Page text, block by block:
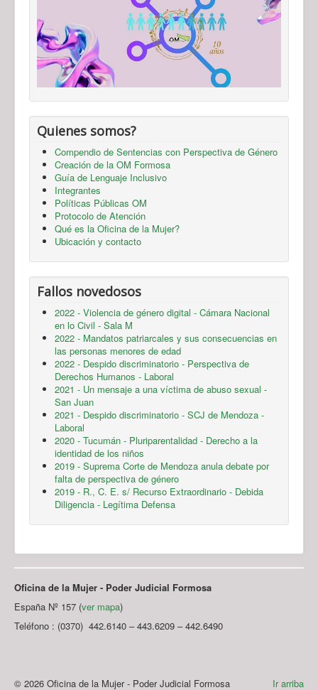
Quienes somos?
Compendio de Sentencias con Perspectiva de Género
Creación de la OM Formosa
Guía de Lenguaje Inclusivo
Integrantes
Políticas Públicas OM
Protocolo de Atención
Qué es la Oficina de la Mujer?
Ubicación y contacto
Fallos novedosos
2022 - Violencia de género digital - Cámara Nacional
en lo Civil - Sala M
2022 - Mandatos patriarcales y sus consecuencias en
las personas menores de edad
2022 - Despido discriminatorio - Perspectiva de
Derechos Humanos - Laboral
2021 - Un mensaje a una víctima de abuso sexual -
San Juan
2021 - Despido discriminatorio - SCJ de Mendoza -
Laboral
2020 - Tucumán - Pluriparentalidad - Derecho a la
identidad de los niños
2019 - Suprema Corte de Mendoza anula debate por
falta de perspectiva de género
2019 - R., C. E. s/ Recurso Extraordinario - Debida
Diligencia - Legítima Defensa
Oficina de la Mujer - Poder Judicial Formosa
España Nº 157 (ver mapa)
Teléfono : (0370) 442.6140 – 443.6209 – 442.6490
Ir arriba
© 2026 Oficina de la Mujer - Poder Judicial Formosa